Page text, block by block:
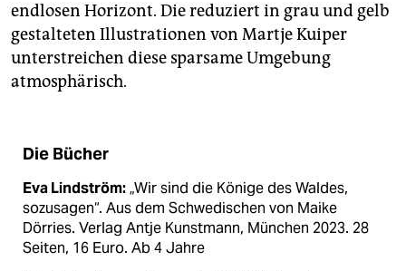
endlosen Horizont. Die reduziert in grau und gelb
gestalteten Illustrationen von Martje Kuiper
unterstreichen diese sparsame Umgebung
atmosphärisch.
Die Bücher
Eva Lindström:„Wir sind die Könige des Waldes,
sozusagen“. Aus dem Schwedischen von Maike
Dörries. Verlag Antje Kunstmann, München 2023. 28
Seiten, 16 Euro. Ab 4 Jahre